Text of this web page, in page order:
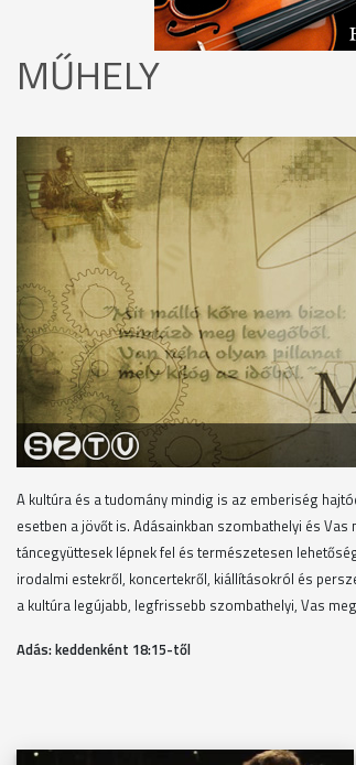
MŰHELY
A kultúra és a tudomány mindig is az emberiség
esetben a jövőt is. Adásainkban szombathelyi és
táncegyüttesek lépnek fel és természetesen
irodalmi estekről, koncertekről, kiállításokról és
a kultúra legújabb, legfrissebb szombathelyi, Vas
Adás: keddenként 18:15-től